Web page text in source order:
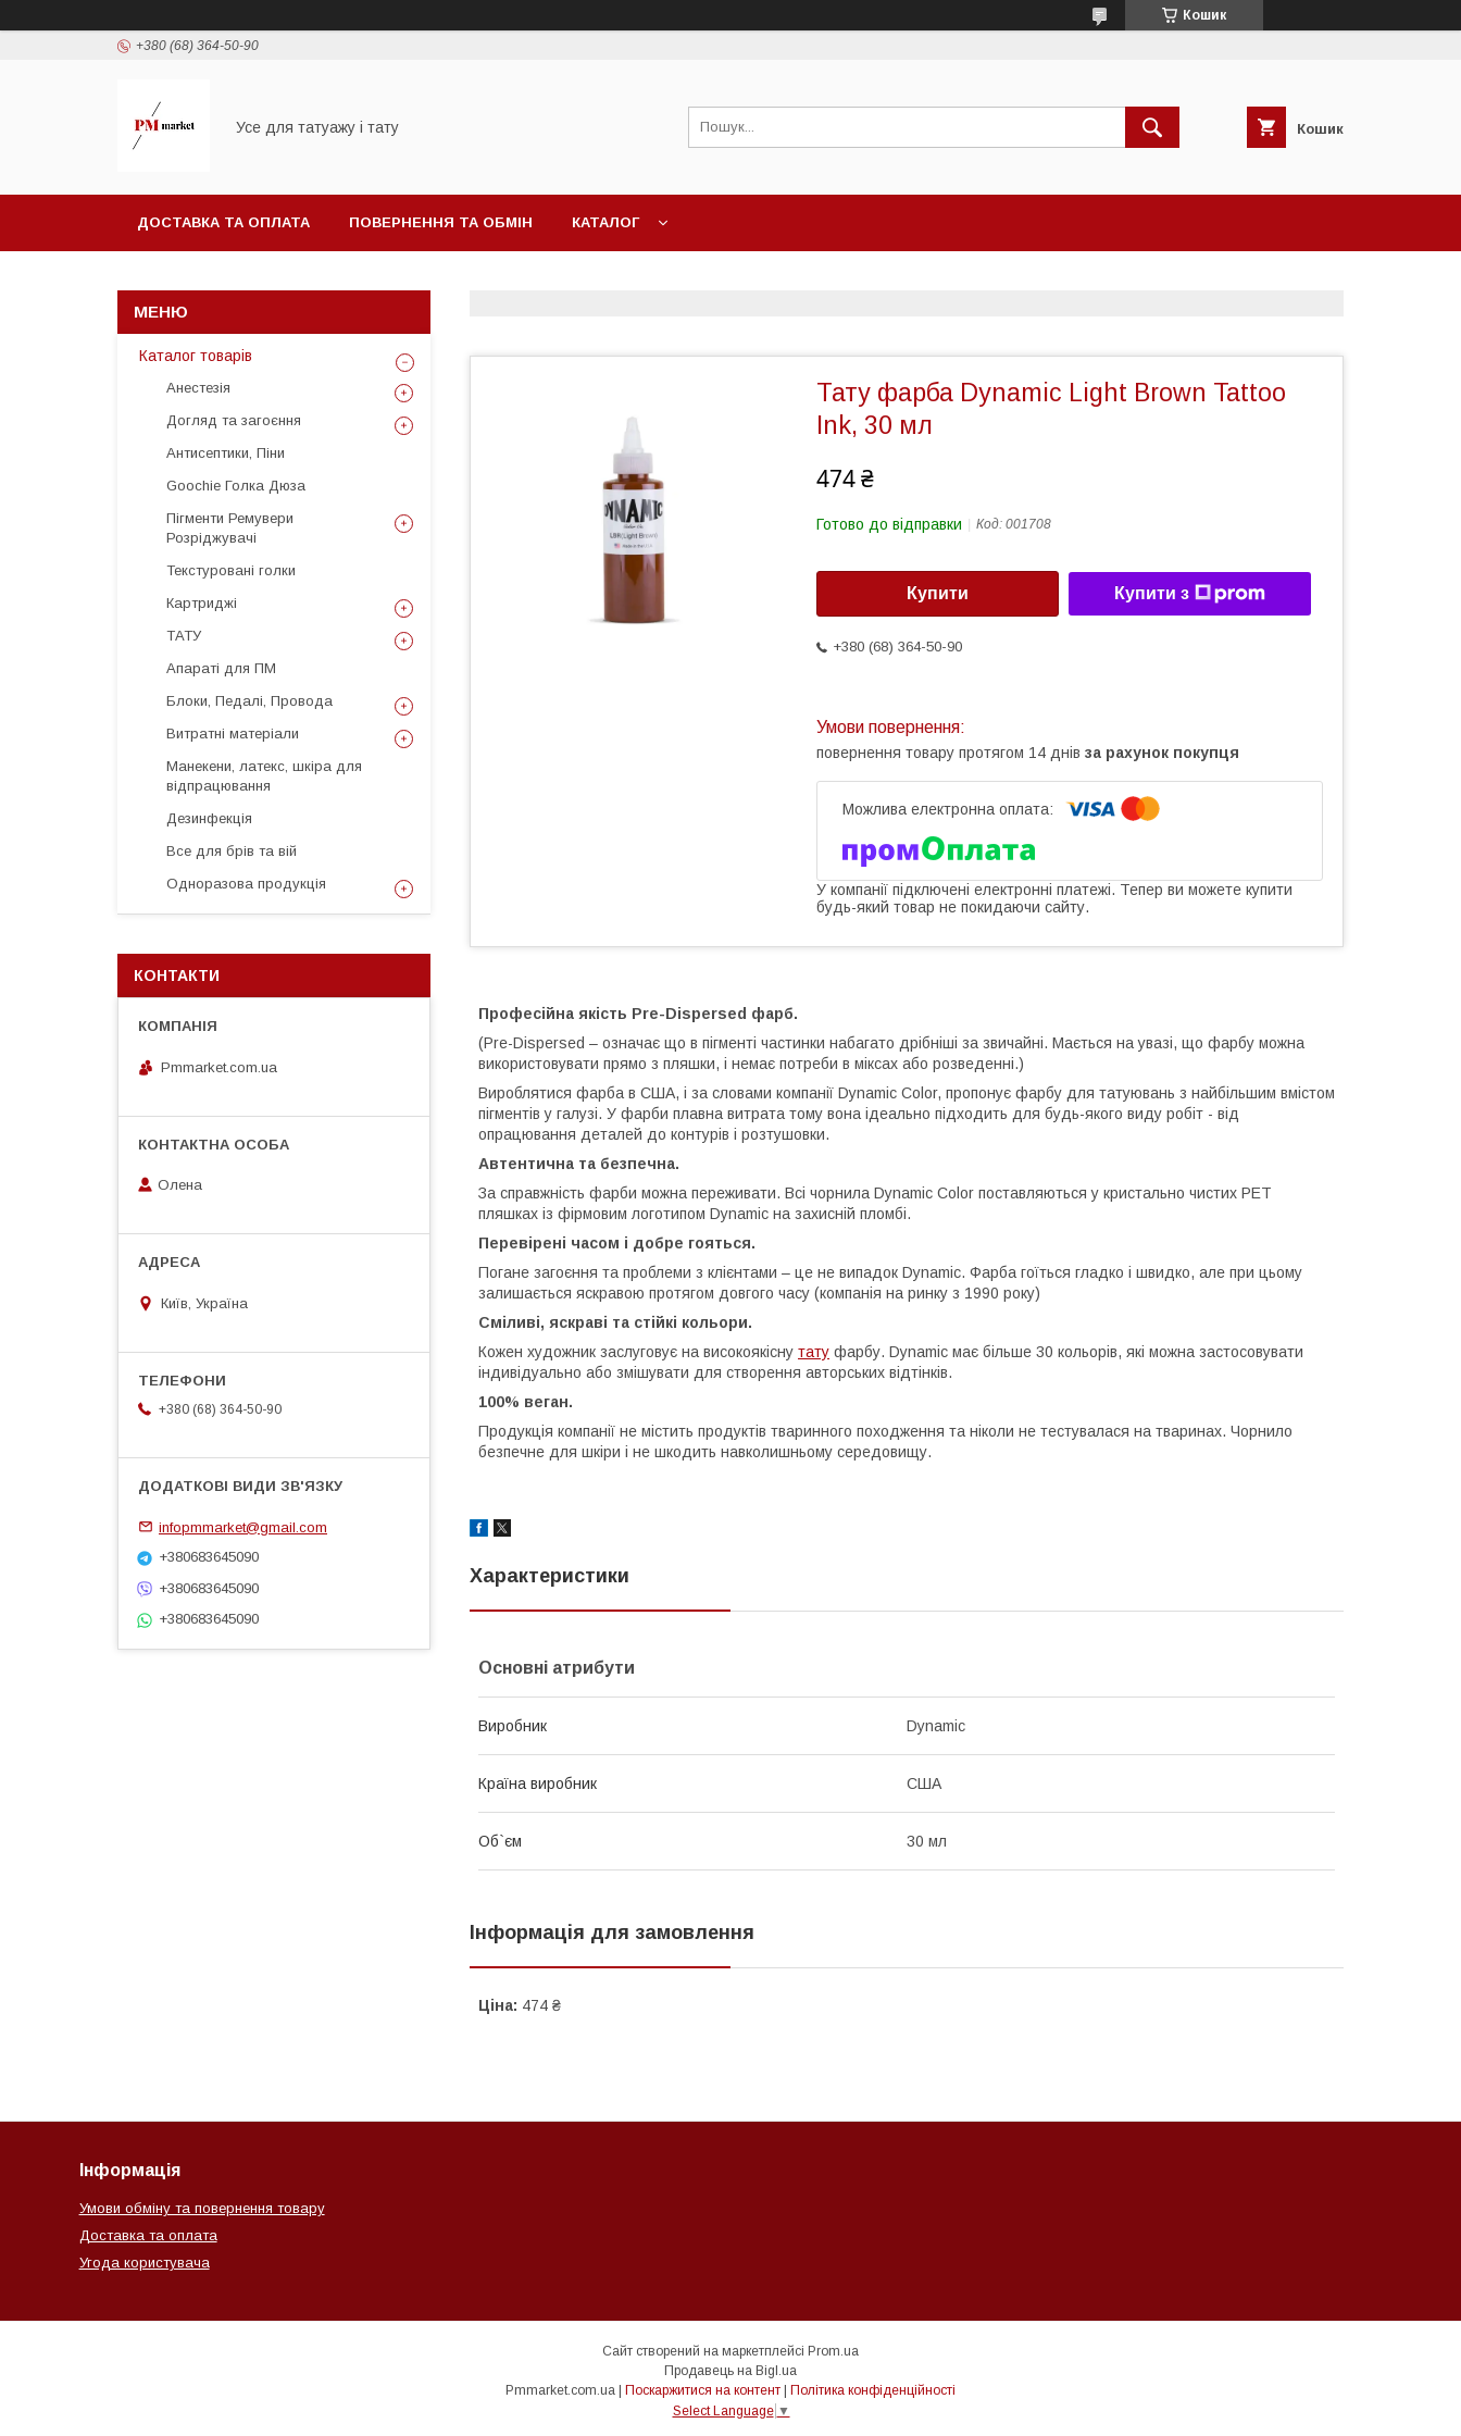
Кошик
+380 (68) 364-50-90
Усе для татуажу і тату Кошик
ДОСТАВКА ТА ОПЛАТА ПОВЕРНЕННЯ ТА ОБМІН КАТАЛОГ
Тату фарба Dynamic Light Brown Tattoo
Ink, 30 мл
474 ₴
Готово до відправки Код: 001708
Купити Купити з
+380 (68) 364-50-90
повернення товару протягом 14 днів за рахунок покупця
У компанії підключені електронні платежі. Тепер ви можете купити
будь-який товар не покидаючи сайту.
Професійна якість Pre-Dispersed фарб.
(Pre-Dispersed – означає що в пігменті частинки набагато дрібніші за звичайні. Мається на увазі, що фарбу можна
використовувати прямо з пляшки, і немає потреби в міксах або розведенні.)
Вироблятися фарба в США, і за словами компанії Dynamic Color, пропонує фарбу для татуювань з найбільшим вмістом
пігментів у галузі. У фарби плавна витрата тому вона ідеально підходить для будь-якого виду робіт - від
опрацювання деталей до контурів і розтушовки.
Автентична та безпечна.
За справжність фарби можна переживати. Всі чорнила Dynamic Color поставляються у кристально чистих PET
пляшках із фірмовим логотипом Dynamic на захисній пломбі.
Перевірені часом і добре гояться.
Погане загоєння та проблеми з клієнтами – це не випадок Dynamic. Фарба гоїться гладко і швидко, але при цьому
залишається яскравою протягом довгого часу (компанія на ринку з 1990 року)
Сміливі, яскраві та стійкі кольори.
Кожен художник заслуговує на високоякісну тату фарбу. Dynamic має більше 30 кольорів, які можна застосовувати
індивідуально або змішувати для створення авторських відтінків.
100% веган.
Продукція компанії не містить продуктів тваринного походження та ніколи не тестувалася на тваринах. Чорнило
безпечне для шкіри і не шкодить навколишньому середовищу.
Характеристики
Основні атрибути
Виробник Dynamic
Країна виробник США
Об`єм 30 мл
Інформація для замовлення
Ціна: 474 ₴
Каталог товарів
Анестезія
Догляд та загоєння
Антисептики, Піни
Goochie Голка Дюза
Пігменти Ремувери
Розріджувачі
Текстуровані голки
Картриджі
ТАТУ
Апараті для ПМ
Блоки, Педалі, Провода
Витратні матеріали
Манекени, латекс, шкіра для
відпрацювання
Дезинфекція
Все для брів та вій
Одноразова продукція
КОНТАКТИ
Pmmarket.com.ua
Олена
Київ, Україна
+380 (68) 364-50-90
infopmmarket@gmail.com
+380683645090
+380683645090
+380683645090
Інформація
Умови обміну та повернення товару
Доставка та оплата
Угода користувача
Сайт створений на маркетплейсі Prom.ua
Продавець на Bigl.ua
Pmmarket.com.ua | Поскаржитися на контент | Політика конфіденційності
Select Language ▼